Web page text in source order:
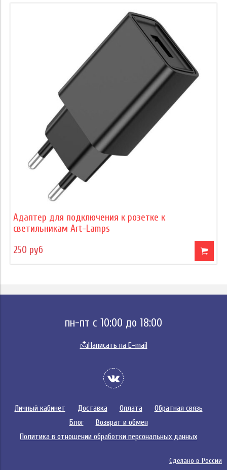
Адаптер для подключения к розетке к
светильникам Art-Lamps
250 руб
пн-пт с 10:00 до 18:00
📩Написать на E-mail
Личный кабинет Доставка Оплата
Обратная связь
Блог
Возврат и обмен
Политика в отношении обработки персональных данных
Сделано в России